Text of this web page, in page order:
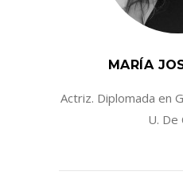
MARÍA
Actriz. Diplomada en
U. De